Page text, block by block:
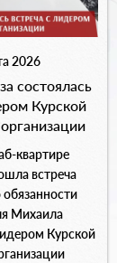
2026
состоялась
Курской
квартире
встреча
Михаила
Курской